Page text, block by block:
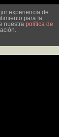
experiencia de
para la
nuestra política de